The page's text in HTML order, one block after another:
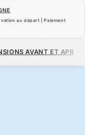
au départ | Paiement
AVANT ET APRÈS